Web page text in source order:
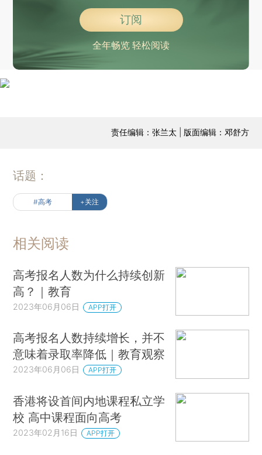
订阅
全年畅览 轻松阅读
责任编辑：张兰太 | 版面编辑：邓舒方
话题：
#高考 +关注
相关阅读
高考报名人数为什么持续创新
高？｜教育
2023年06月06日 APP打开
高考报名人数持续增长，并不
意味着录取率降低｜教育观察
2023年06月06日 APP打开
香港将设首间内地课程私立学
校 高中课程面向高考
2023年02月16日 APP打开